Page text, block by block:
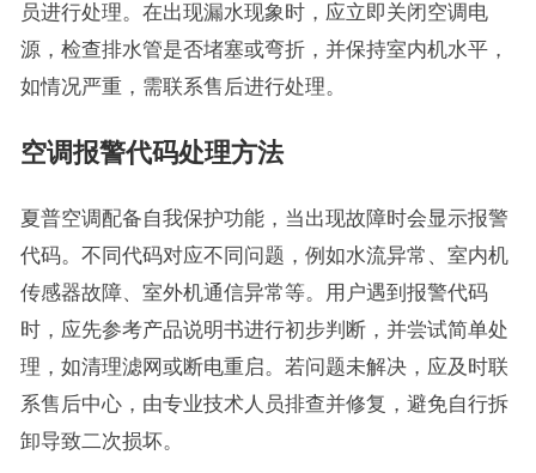
员进行处理。在出现漏水现象时，应立即关闭空调电
源，检查排水管是否堵塞或弯折，并保持室内机水平，
如情况严重，需联系售后进行处理。
空调报警代码处理方法
夏普空调配备自我保护功能，当出现故障时会显示报警
代码。不同代码对应不同问题，例如水流异常、室内机
传感器故障、室外机通信异常等。用户遇到报警代码
时，应先参考产品说明书进行初步判断，并尝试简单处
理，如清理滤网或断电重启。若问题未解决，应及时联
系售后中心，由专业技术人员排查并修复，避免自行拆
卸导致二次损坏。